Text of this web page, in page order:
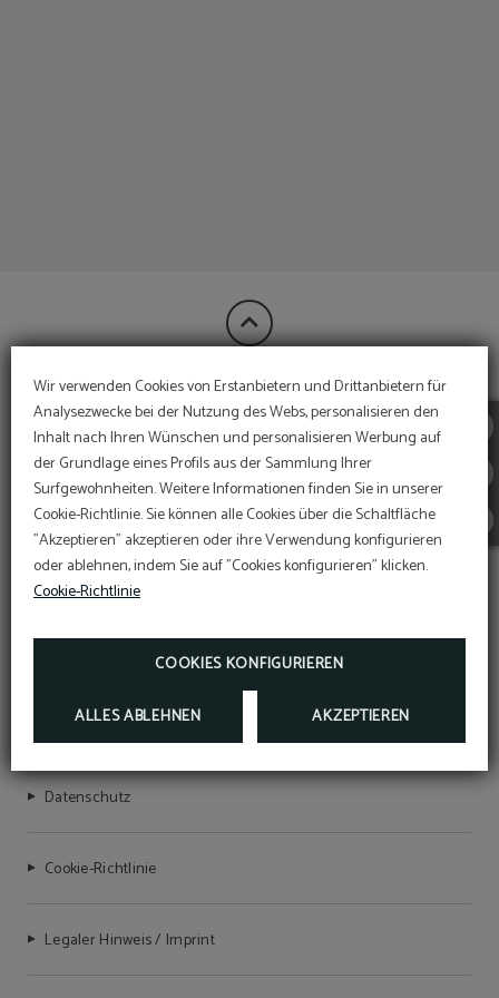
Wir verwenden Cookies von Erstanbietern und Drittanbietern für
Analysezwecke bei der Nutzung des Webs, personalisieren den
Inhalt nach Ihren Wünschen und personalisieren Werbung auf
der Grundlage eines Profils aus der Sammlung Ihrer
Surfgewohnheiten. Weitere Informationen finden Sie in unserer
Cookie-Richtlinie. Sie können alle Cookies über die Schaltfläche
"Akzeptieren" akzeptieren oder ihre Verwendung konfigurieren
oder ablehnen, indem Sie auf "Cookies konfigurieren" klicken.
Cookie-Richtlinie
COOKIES KONFIGURIEREN
ALLES ABLEHNEN AKZEPTIEREN
FINANZIERT DURCH:
MEHR INFORMATIONEN
HOTEL BON RETORN
NIRTC-Registrierungsnummer: HG-001692
Datenschutz
Cookie-Richtlinie
Legaler Hinweis / Imprint